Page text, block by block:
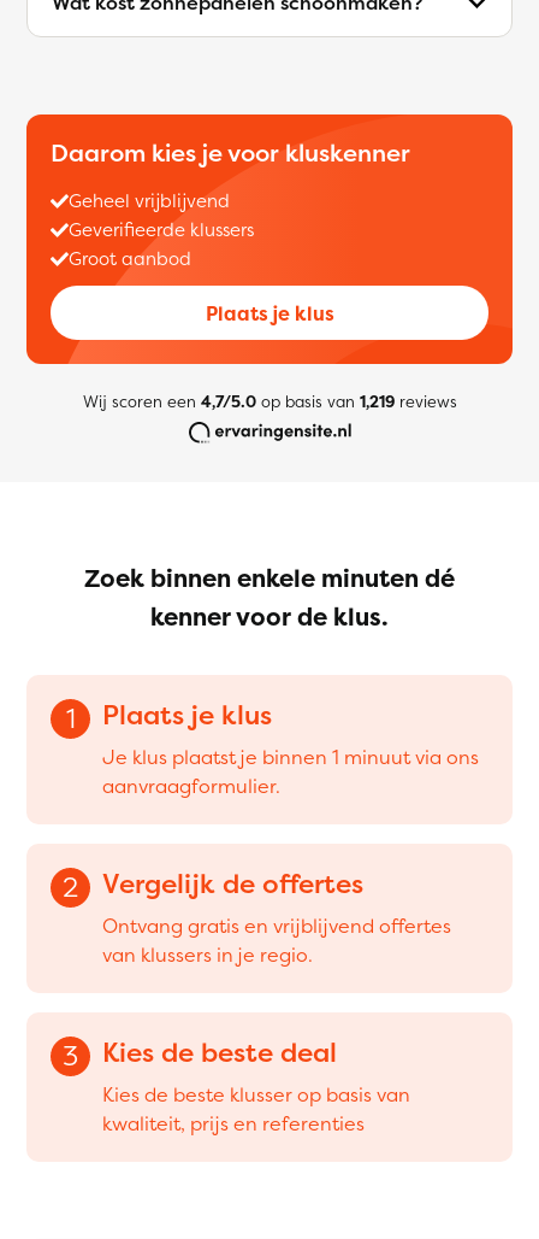
Daarom kies je voor kluskenner
Geheel vrijblijvend
Geverifieerde klussers
Groot aanbod
Plaats je klus
Wij scoren een 4,7/5.0op basis van 1,219reviews
Zoek binnen enkele minuten dé
kenner voor de klus.
1 Plaats je klus
Je klus plaatst je binnen 1 minuut via ons
aanvraagformulier.
2 Vergelijk de offertes
Ontvang gratis en vrijblijvend offertes
van klussers in je regio.
3 Kies de beste deal
Kies de beste klusser op basis van
kwaliteit, prijs en referenties